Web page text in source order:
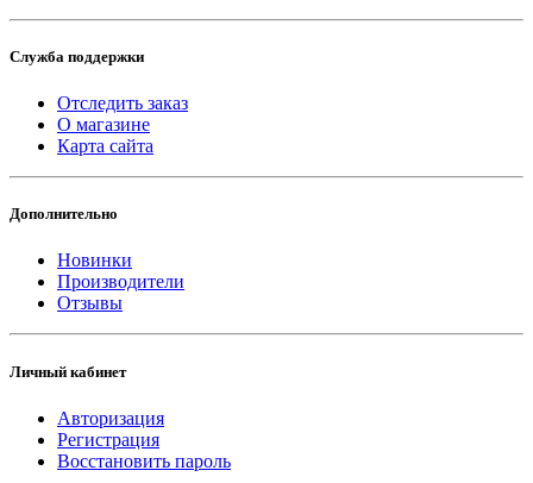
Служба поддержки
Отследить заказ
О магазине
Карта сайта
Дополнительно
Новинки
Производители
Отзывы
Личный кабинет
Авторизация
Регистрация
Восстановить пароль